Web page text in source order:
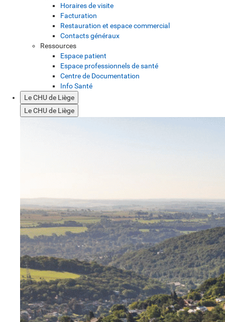
Horaires de visite
Facturation
Restauration et espace commercial
Contacts généraux
Ressources
Espace patient
Espace professionnels de santé
Centre de Documentation
Info Santé
Le CHU de Liège
Le CHU de Liège